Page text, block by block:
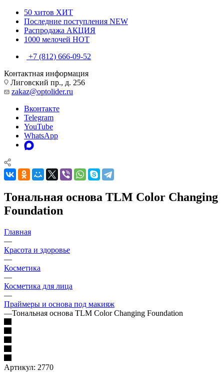
50 хитов ХИТ
Последние поступления NEW
Распродажа АКЦИЯ
1000 мелочей HOT
+7 (812) 666-09-52
Контактная информация
Лиговский пр., д. 256
zakaz@optolider.ru
Вконтакте
Telegram
YouTube
WhatsApp
Тональная основа TLM Color Changing
Foundation
Главная
—
Красота и здоровье
—
Косметика
—
Косметика для лица
—
Праймеры и основа под макияж
—Тональная основа TLM Color Changing Foundation
Артикул: 2770